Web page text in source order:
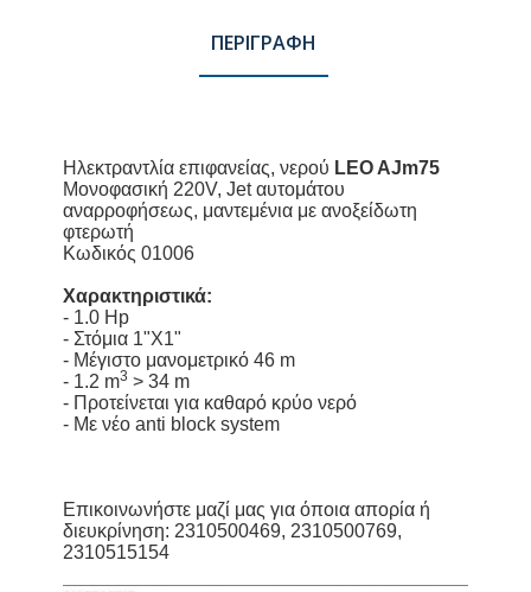
ΠΕΡΙΓΡΑΦΗ
Ηλεκτραντλία επιφανείας, νερού LEO AJm75
Μονοφασική 220V, Jet αυτομάτου
αναρροφήσεως, μαντεμένια με ανοξείδωτη
φτερωτή
Κωδικός 01006
Χαρακτηριστικά:
- 1.0 Hp
- Στόμια 1"Χ1"
- Μέγιστο μανομετρικό 46 m
- 1.2 m3 > 34 m
- Προτείνεται για καθαρό κρύο νερό
- Με νέο anti block system
Επικοινωνήστε μαζί μας για όποια απορία ή
διευκρίνηση: 2310500469, 2310500769,
2310515154